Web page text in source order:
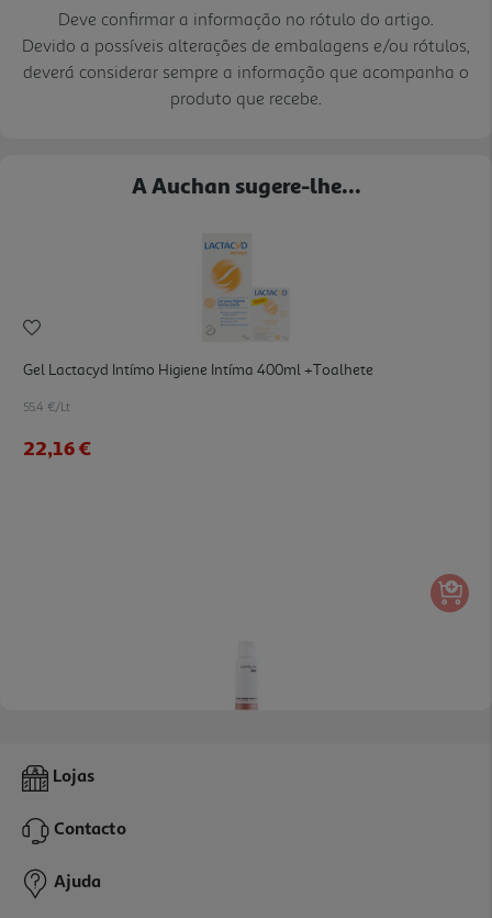
Deve confirmar a informação no rótulo do artigo.
Devido a possíveis alterações de embalagens e/ou rótulos,
deverá considerar sempre a informação que acompanha o
produto que recebe.
A Auchan sugere-lhe...
Gel Lactacyd Intímo Higiene Intíma 400ml +toalhete
55.4 €/Lt
22,16 €
Mousse Cumlaude Higiene Intima Prebiotic 150ml
14,90 €
Lojas
Contacto
Ajuda